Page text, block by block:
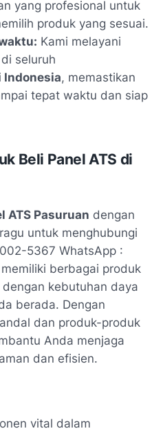
yang profesional untuk
produk yang sesuai.
Kami melayani
seluruh
, memastikan
tepat waktu dan siap
Beli Panel ATS di
ATS Pasuruan dengan
untuk menghubungi
5367 WhatsApp :
berbagai produk
kebutuhan daya
berada. Dengan
dan produk-produk
Anda menjaga
dan efisien.
vital dalam